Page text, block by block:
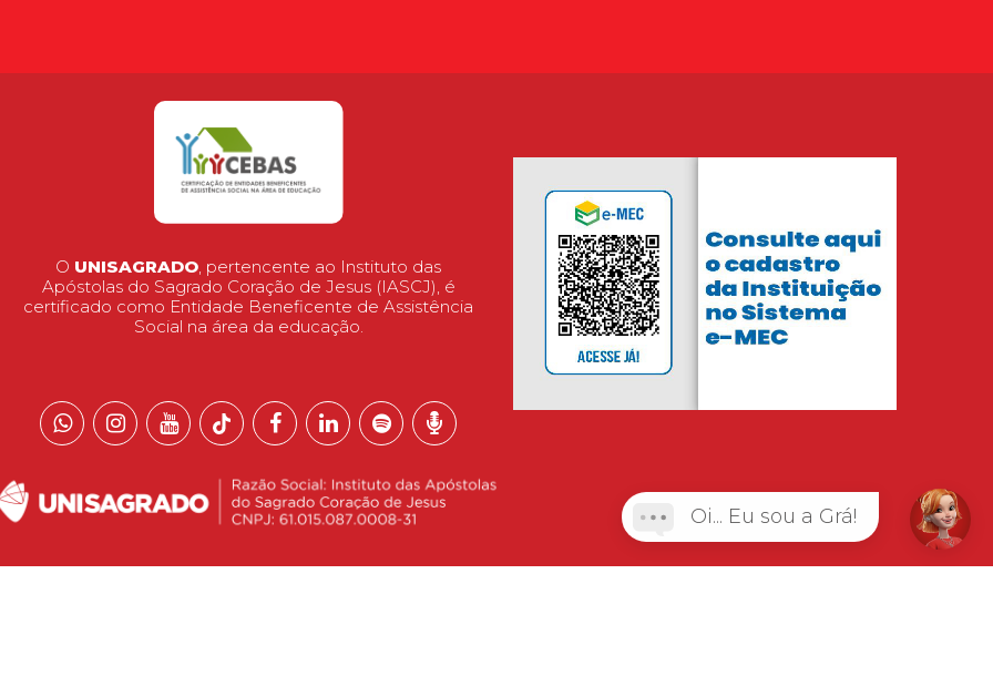
O UNISAGRADO, pertencente ao Instituto das
Apóstolas do Sagrado Coração de Jesus (IASCJ), é
certificado como Entidade Beneficente de Assistência
Social na área da educação.
Oi... Eu sou a Grá!